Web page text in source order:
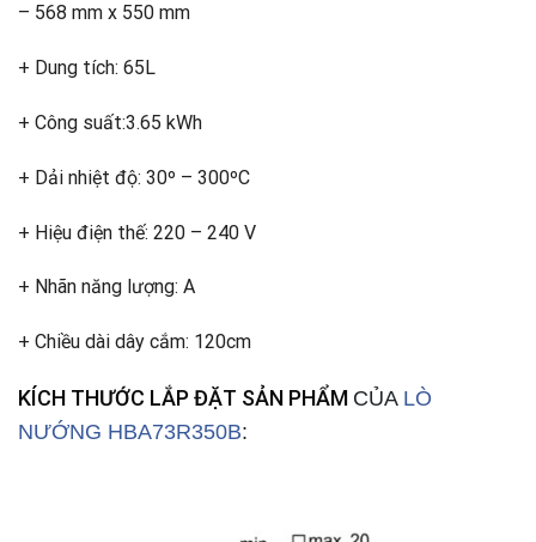
– 568 mm x 550 mm
+ Dung tích: 65L
+ Công suất:3.65 kWh
+ Dải nhiệt độ: 30º – 300ºC
+ Hiệu điện thế: 220 – 240 V
+ Nhãn năng lượng: A
+ Chiều dài dây cắm: 120cm
KÍCH THƯỚC LẮP ĐẶT SẢN PHẨM CỦA LÒ
NƯỚNG HBA73R350B: